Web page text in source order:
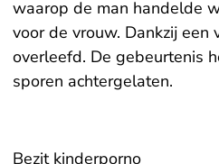
waarop de man handelde
voor de vrouw. Dankzij
overleefd. De gebeurtenis
sporen achtergelaten.
Bezit kinderporno